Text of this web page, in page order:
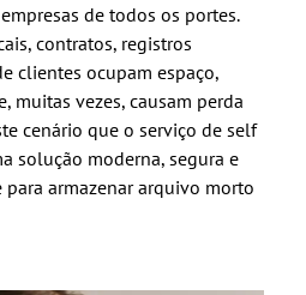
de todos os portes.
contratos, registros
clientes ocupam espaço,
muitas vezes, causam perda
cenário que o serviço de self
solução moderna, segura e
armazenar arquivo morto